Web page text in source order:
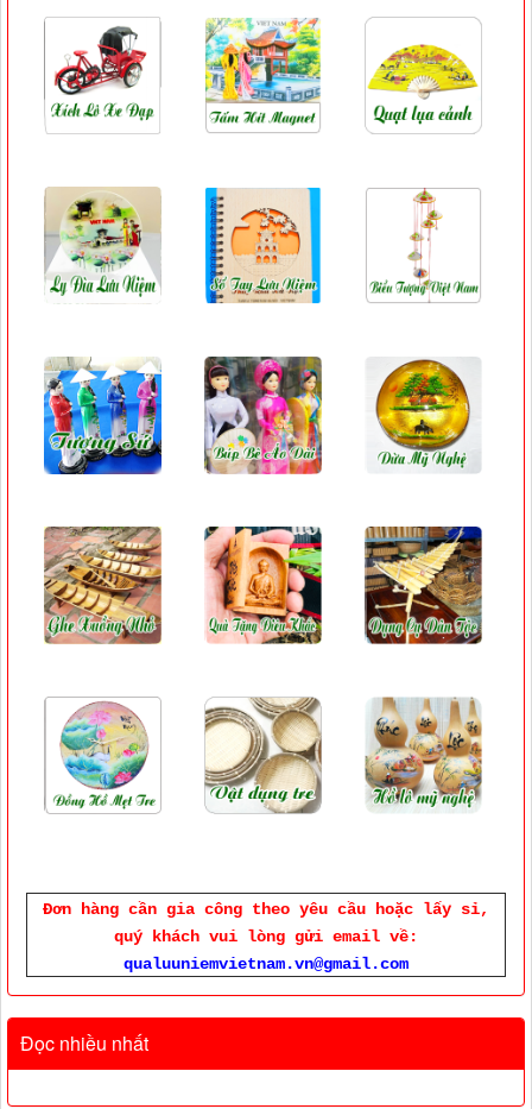
Đơn hàng cần gia công theo yêu cầu hoặc lấy sỉ,
quý khách vui lòng gửi email về:
qualuuniemvietnam.vn@gmail.com
Đọc nhiều nhất